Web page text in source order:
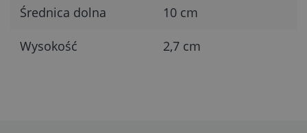
Średnica dolna 10 cm
Wysokość 2,7 cm